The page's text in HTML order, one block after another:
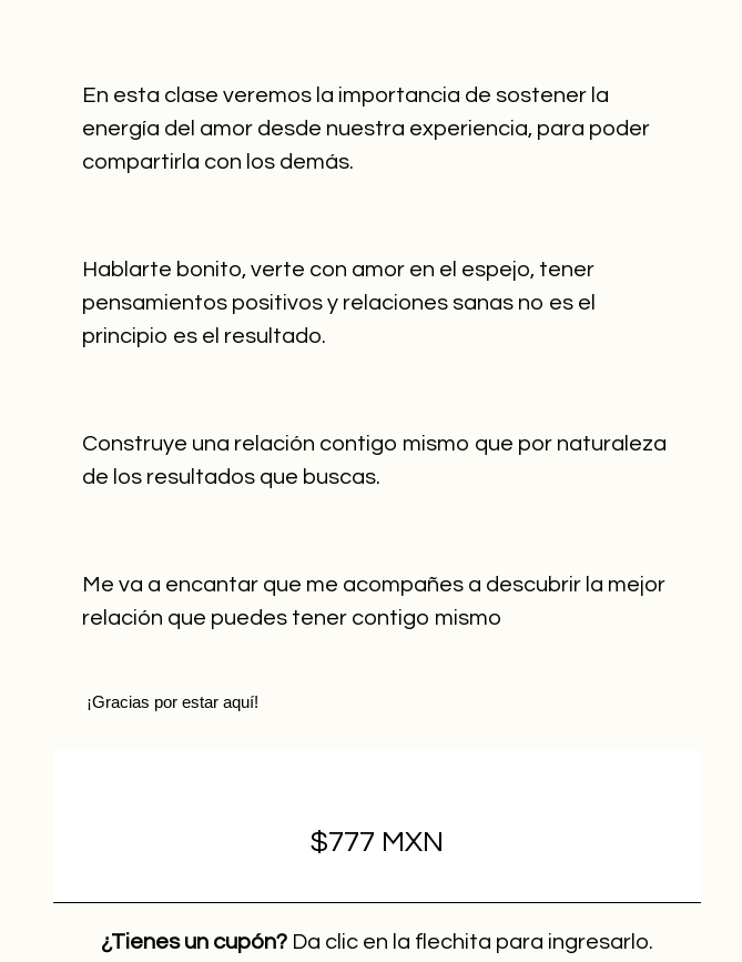
En esta clase veremos la importancia de sostener la
energía del amor desde nuestra experiencia, para poder
compartirla con los demás.
Hablarte bonito, verte con amor en el espejo, tener
pensamientos positivos y relaciones sanas no es el
principio es el resultado.
Construye una relación contigo mismo que por naturaleza
de los resultados que buscas.
Me va a encantar que me acompañes a descubrir la mejor
relación que puedes tener contigo mismo
¡Gracias por estar aquí!
$777 MXN
¿Tienes un cupón? Da clic en la flechita para ingresarlo.